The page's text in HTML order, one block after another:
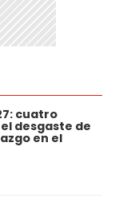
cuatro
desgaste de
en el